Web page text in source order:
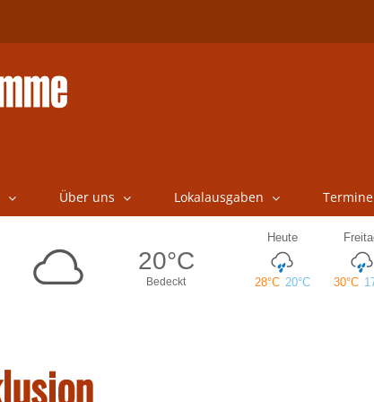
Über uns Lokalausgaben Termine